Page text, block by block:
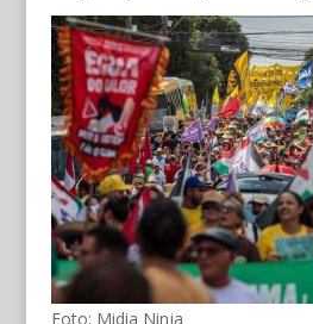
Foto: Midia Ninja